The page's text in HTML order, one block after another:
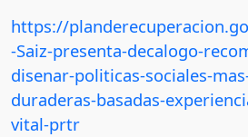
https://
-Saiz-presenta-decalogo-
disenar-politicas-sociales-
duraderas-basadas-
vital-prtr